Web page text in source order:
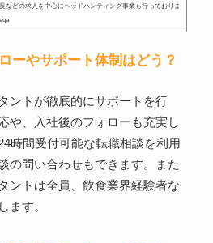
などの求人を中心にヘッドハンティング事業も行っておりま
ーやサポート体制はどう？
ントが徹底的にサポートを行
や、入社後のフォローも充実し
時間受付可能な転職相談を利用
の問い合わせもできます。また
ントは全員、飲食業界経験者な
ます。